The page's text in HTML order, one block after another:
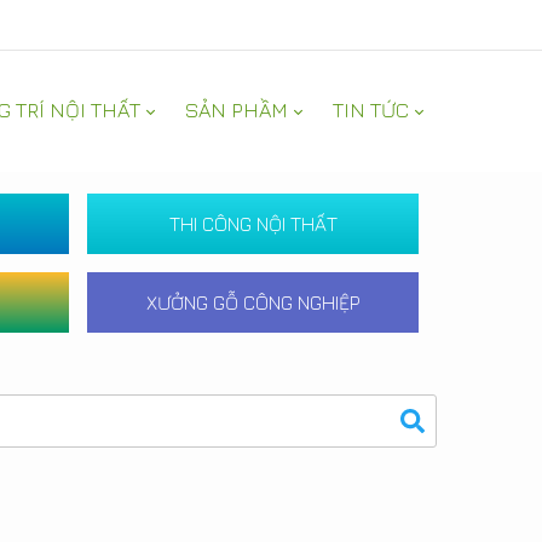
TRÍ NỘI THẤT SẢN PHẦM TIN TỨC
THI CÔNG NỘI THẤT
XƯỞNG GỖ CÔNG NGHIỆP